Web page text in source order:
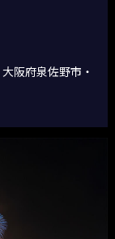
阪府泉佐野市・